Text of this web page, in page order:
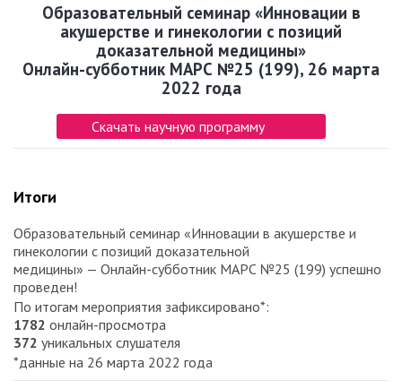
Образовательный семинар «Инновации в
акушерстве и гинекологии с позиций
доказательной медицины»
Онлайн-субботник МАРС №25 (199), 26 марта
2022 года
Скачать научную программу
Итоги
Образовательный семинар «Инновации в акушерстве и
гинекологии с позиций доказательной
медицины» — Онлайн-субботник МАРС №25 (199) успешно
проведен!
По итогам мероприятия зафиксировано*:
1782 онлайн-просмотра
372 уникальных слушателя
*данные на 26 марта 2022 года